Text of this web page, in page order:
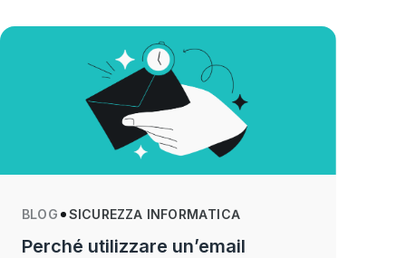
BLOG SICUREZZA INFORMATICA
Perché utilizzare un’email